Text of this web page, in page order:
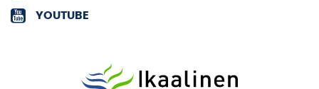
YOUTUBE